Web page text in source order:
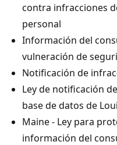
contra infracciones
personal
Información del
vulneración de
Notificación de
Ley de notificación
base de datos de
Maine - Ley para
información del